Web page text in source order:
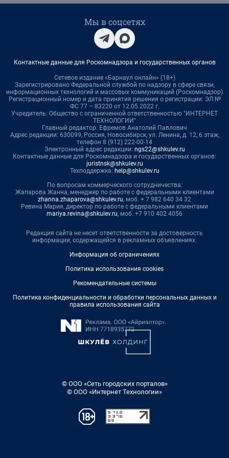
Мы в соцсетях
Контактные данные для Роскомнадзора и государственных органов
Сетевое издание «Барнаул онлайн» (18+)
Зарегистрировано Федеральной службой по надзору в сфере связи,
информационных технологий и массовых коммуникаций (Роскомнадзор)
Регистрационный номер и дата принятия решения о регистрации: ЭЛ №
ФС 77 – 83220 от 12.05.2022 г.
Учредитель: Общество с ограниченной ответственностью "ИНТЕРНЕТ
ТЕХНОЛОГИИ"
Главный редактор: Ефремов Анатолий Павлович
Адрес редакции: 630099, Россия, Новосибирск, ул. Ленина, д. 12, 6 этаж,
телефон 8 (912) 222-00-14
Электронный адрес редакции: ngs22@shkulev.ru
Контактные данные для Роскомнадзора и государственных органов:
juristnsk@shkulev.ru
Техподдержка: help@shkulev.ru
По вопросам коммерческого сотрудничества:
Жапарова Жанна, менеджер по работе с федеральными клиентами
zhanna.zhaparova@shkulev.ru, моб. + 7 982 640 34 32
Ревина Мария, директор по работе с федеральными клиентами
mariya.revina@shkulev.ru, моб. +7 910 402 4056
Редакция сайта не несет ответственности за достоверность
информации, содержащейся в рекламных объявлениях.
Информация об ограничениях
Политика использования cookies
Рекомендательные системы
Политика конфиденциальности и обработки персональных данных и
правила использования сайта
© ООО «Сеть городских порталов»
© ООО «Интернет Технологии»